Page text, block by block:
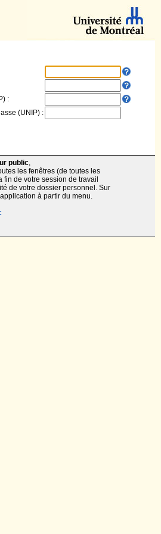
:
(UNIP) :
public,
les fenêtres (de toutes les
de votre session de travail
de votre dossier personnel. Sur
à partir du menu.